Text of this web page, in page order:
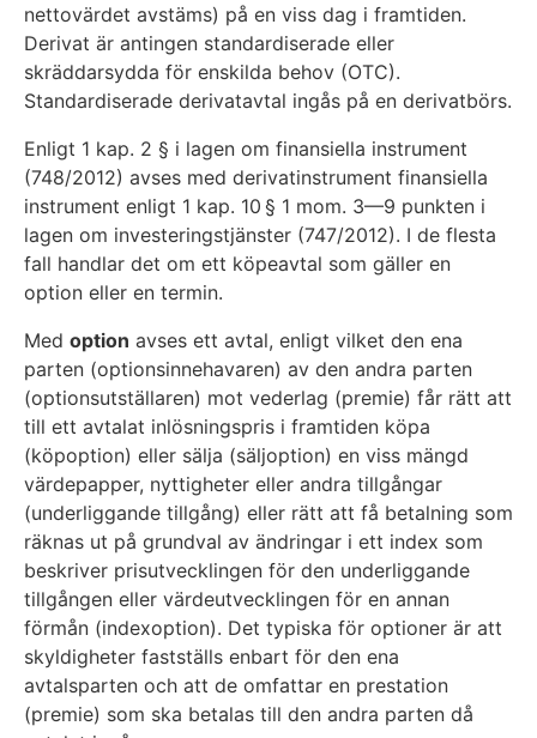
nettovärdet avstäms) på en viss dag i framtiden.
Derivat är antingen standardiserade eller
skräddarsydda för enskilda behov (OTC).
Standardiserade derivatavtal ingås på en derivatbörs.
Enligt 1 kap. 2 § i lagen om finansiella instrument
(748/2012) avses med derivatinstrument finansiella
instrument enligt 1 kap. 10 § 1 mom. 3—9 punkten i
lagen om investeringstjänster (747/2012). I de flesta
fall handlar det om ett köpeavtal som gäller en
option eller en termin.
Med option avses ett avtal, enligt vilket den ena
parten (optionsinnehavaren) av den andra parten
(optionsutställaren) mot vederlag (premie) får rätt att
till ett avtalat inlösningspris i framtiden köpa
(köpoption) eller sälja (säljoption) en viss mängd
värdepapper, nyttigheter eller andra tillgångar
(underliggande tillgång) eller rätt att få betalning som
räknas ut på grundval av ändringar i ett index som
beskriver prisutvecklingen för den underliggande
tillgången eller värdeutvecklingen för en annan
förmån (indexoption). Det typiska för optioner är att
skyldigheter fastställs enbart för den ena
avtalsparten och att de omfattar en prestation
(premie) som ska betalas till den andra parten då